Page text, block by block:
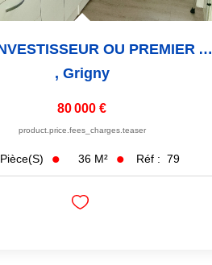
IDÉAL INVESTISSEUR OU PREMIER ACHAT
, Grigny
80 000 €
product.price.fees_charges.teaser
Pièce(s) 36 M² Réf : 79